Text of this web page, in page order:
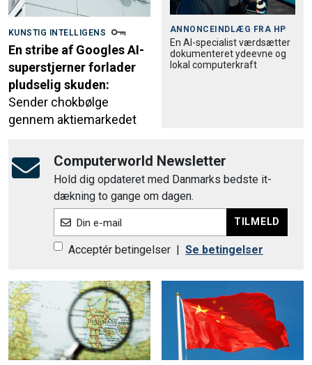
KUNSTIG INTELLIGENS
En stribe af Googles AI-
superstjerner forlader
pludselig skuden:
Sender chokbølge
gennem aktiemarkedet
ANNONCEINDLÆG FRA HP
En AI-specialist værdsætter
dokumenteret ydeevne og
lokal computerkraft
Computerworld Newsletter
Hold dig opdateret med Danmarks bedste it-
dækning to gange om dagen.
Din e-mail TILMELD
Acceptér betingelser | Se betingelser